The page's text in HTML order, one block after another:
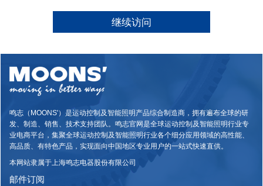
继续访问
鸣志（MOONS'）是运动控制及智能照明产品综合制造商，拥有遍布全球的研
发、制造、销售、技术支持团队。鸣志官网是全球运动控制及智能照明行业专
业电商平台，集聚全球运动控制及智能照明行业各个细分应用领域的高性能、
高品质、有特色产品，实现面向中国地区专业用户的一站式快速直供。
本网站隶属于上海鸣志电器股份有限公司
邮件订阅